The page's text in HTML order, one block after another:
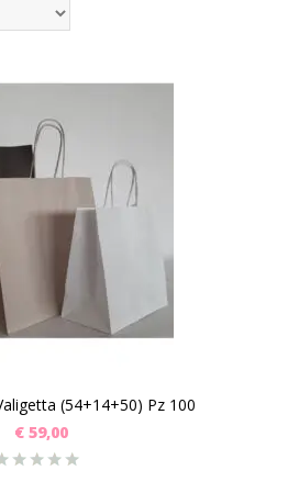
(54+14+50) Pz 100
€ 59,00